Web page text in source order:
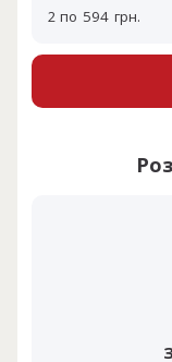
2 по 594 грн.